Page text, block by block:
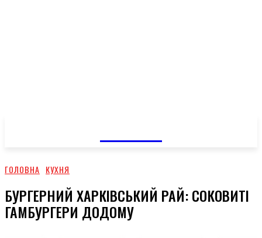
ГОЛОВНА КУХНЯ
БУРГЕРНИЙ ХАРКІВСЬКИЙ РАЙ: СОКОВИТІ
ГАМБУРГЕРИ ДОДОМУ